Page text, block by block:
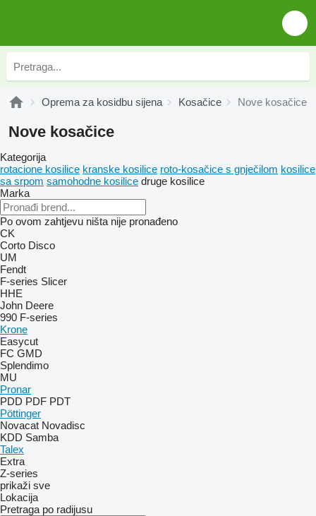
Oprema za kosidbu sijena Kosačice Nove kosačice
Nove kosačice
Kategorija
rotacione kosilice kranske kosilice roto-kosačice s gnječilom kosilice
sa srpom samohodne kosilice druge kosilice
Marka
Po ovom zahtjevu ništa nije pronađeno
CK
Corto Disco
UM
Fendt
F-series Slicer
HHE
John Deere
990 F-series
Krone
Easycut
FC GMD
Splendimo
MU
Pronar
PDD PDF PDT
Pöttinger
Novacat Novadisc
KDD Samba
Talex
Extra
Z-series
prikaži sve
Lokacija
Pretraga po radijusu